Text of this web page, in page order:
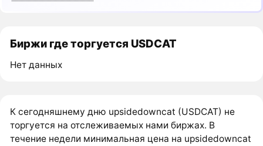
Биржи где торгуется USDCAT
Нет данных
К сегодняшнему дню upsidedowncat (USDCAT) не
торгуется на отслеживаемых нами биржах. В
течение недели минимальная цена на upsidedowncat